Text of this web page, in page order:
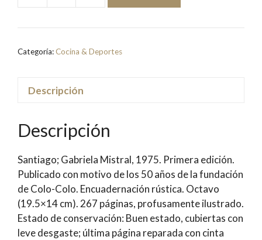
a
(Medio
Edgardo
Julio
Salviat
cantidad
Categoría:Cocina & Deportes
Descripción
Descripción
Santiago; Gabriela Mistral, 1975. Primera edición.
Publicado con motivo de los 50 años de la fundación
de Colo-Colo. Encuadernación rústica. Octavo
(19.5×14 cm). 267 páginas, profusamente ilustrado.
Estado de conservación: Buen estado, cubiertas con
leve desgaste; última página reparada con cinta